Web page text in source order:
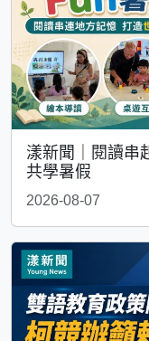
漾新聞｜閱讀
共學暑假
2026-08-07